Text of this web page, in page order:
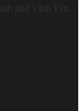
phố Vĩnh Yên,